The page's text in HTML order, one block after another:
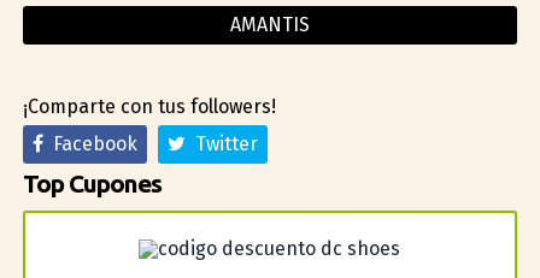
AMANTIS
¡Comparte con tus followers!
Facebook
Twitter
Top Cupones